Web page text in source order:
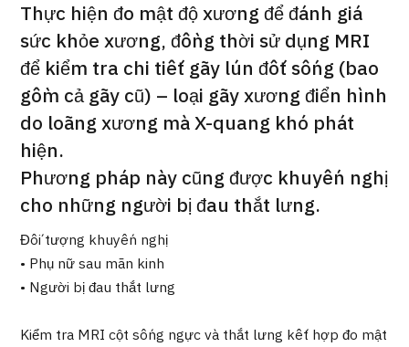
TOP
Giới thiệu
Bệnh nhân QT
Quy trình khám chữa bệnh
Chương trình
Tìm theo xét nghiệm / phương pháp /
Thực hiện đo mật độ xương để đánh giá
sức khỏe xương, đồng thời sử dụng MRI
để kiểm tra chi tiết gãy lún đốt sống (bao
gồm cả gãy cũ) – loại gãy xương điển hình
do loãng xương mà X-quang khó phát
hiện.
Phương pháp này cũng được khuyến nghị
cho những người bị đau thắt lưng.
Đối tượng khuyến nghị
• Phụ nữ sau mãn kinh
• Người bị đau thắt lưng
Kiểm tra MRI cột sống ngực và thắt lưng kết hợp đo mật